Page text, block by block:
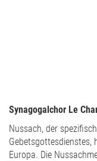
Synagogalchor Le
Nussach, der
Gebetsgottesdienstes,
Europa. Die